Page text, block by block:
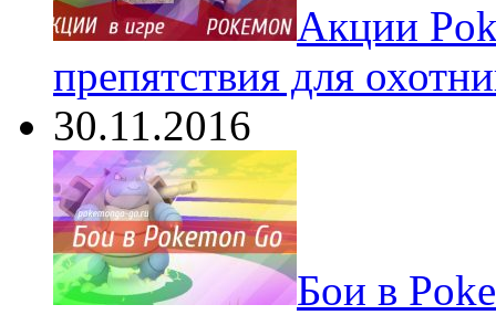
Акции
препятствия для
30.11.2016
Бои в